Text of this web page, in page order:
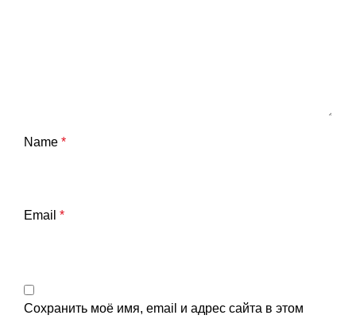
Name *
Email *
Сохранить моё имя, email и адрес сайта в этом